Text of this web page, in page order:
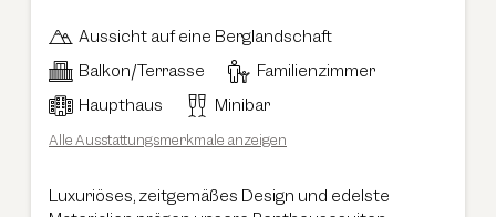
Aussicht auf eine Berglandschaft
Balkon/Terrasse
Familienzimmer
Haupthaus
Minibar
Alle Ausstattungsmerkmale anzeigen
Luxuriöses, zeitgemäßes Design und edelste